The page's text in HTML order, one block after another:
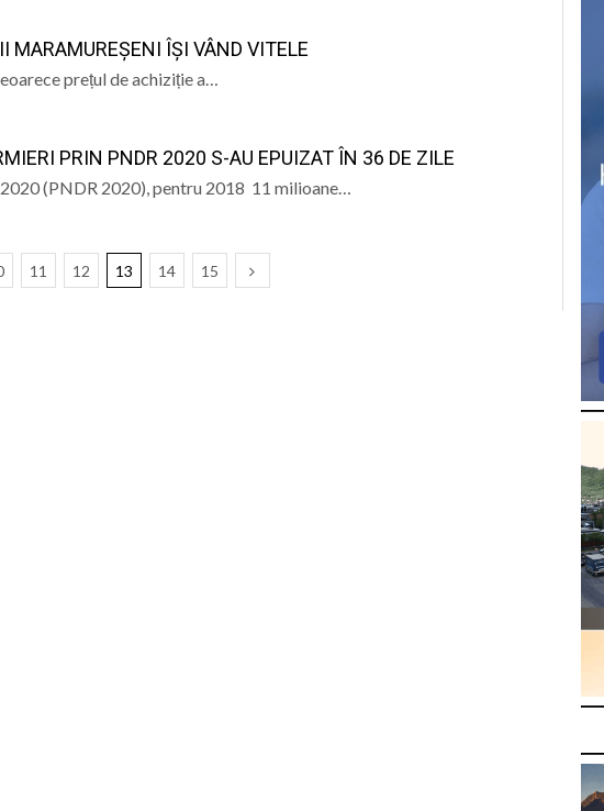
MARAMUREȘENI ÎȘI VÂND VITELE
prețul de achiziție a…
PRIN PNDR 2020 S-AU EPUIZAT ÎN 36 DE ZILE
(PNDR 2020), pentru 2018 11 milioane…
11 12 13 14 15